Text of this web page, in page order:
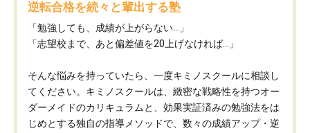
逆転合格を続々と輩出する塾
「勉強しても、成績が上がらない…」
「志望校まで、あと偏差値を20上げなければ…」
そんな悩みを持っていたら、一度キミノスクールに相談し
てください。キミノスクールは、緻密な戦略性を持つオー
ダーメイドのカリキュラムと、効果実証済みの勉強法をは
じめとする独自の指導メソッドで、数々の成績アップ・逆